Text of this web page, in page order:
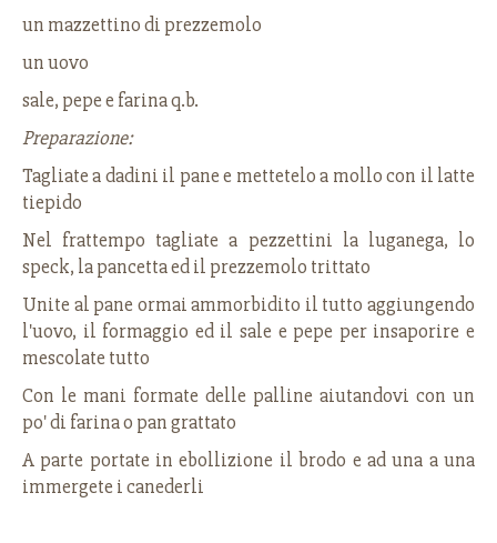
un mazzettino di prezzemolo
un uovo
sale, pepe e farina q.b.
Preparazione:
Tagliate a dadini il pane e mettetelo a mollo con il latte
tiepido
Nel frattempo tagliate a pezzettini la luganega, lo
speck, la pancetta ed il prezzemolo trittato
Unite al pane ormai ammorbidito il tutto aggiungendo
l'uovo, il formaggio ed il sale e pepe per insaporire e
mescolate tutto
Con le mani formate delle palline aiutandovi con un
po' di farina o pan grattato
A parte portate in ebollizione il brodo e ad una a una
immergete i canederli